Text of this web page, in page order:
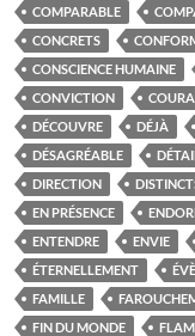
COMPARABLE
CONCRETS
CONSCIENCE HUMAINE
CONVICTION
DÉCOUVRE
DÉJÀ
DÉSAGRÉABLE
DIRECTION
EN PRÉSENCE
ENTENDRE
ENVIE
ÉTERNELLEMENT
FAMILLE
FIN DU MONDE